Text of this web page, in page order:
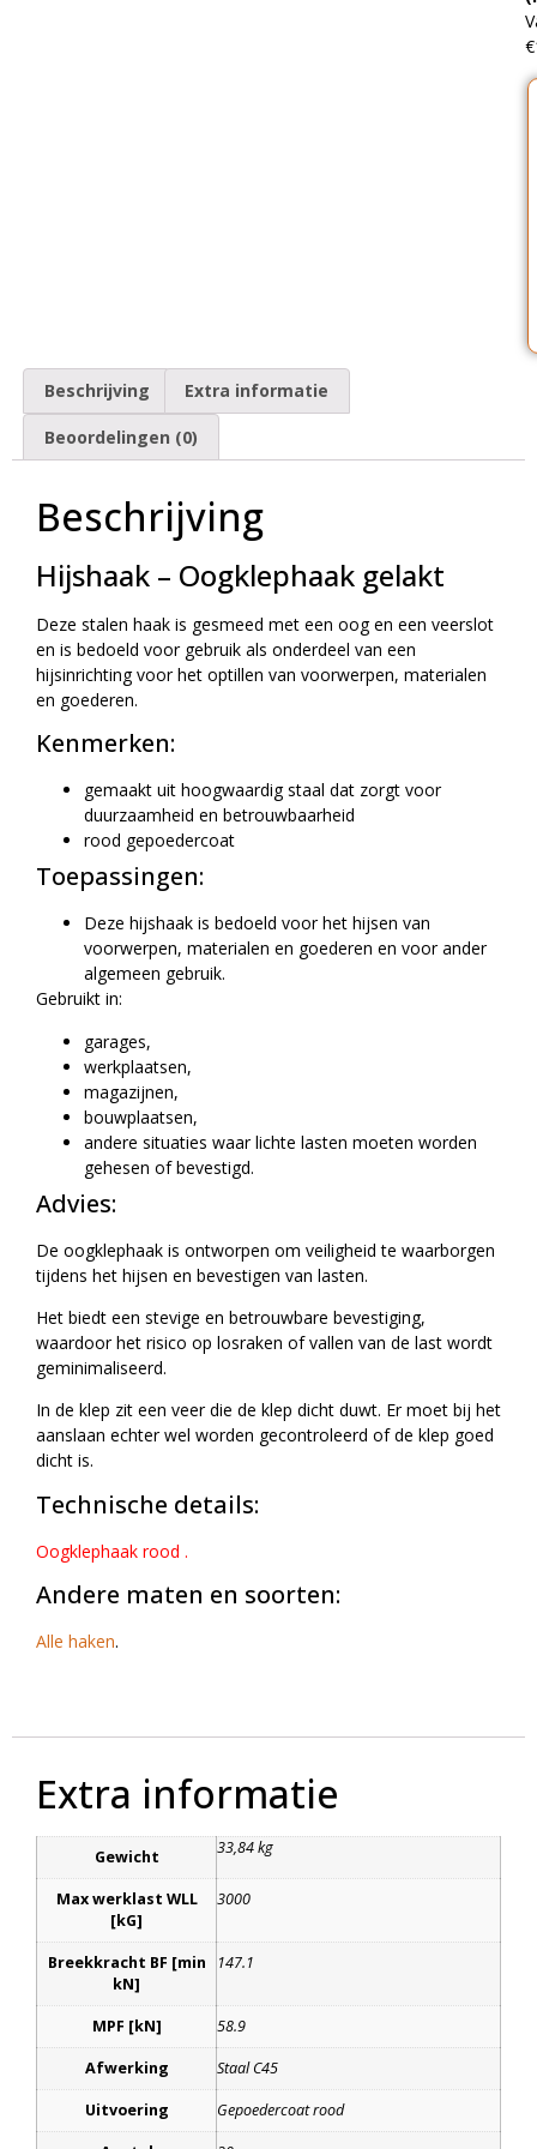
Beschrijving Extra informatie
Beoordelingen (0)
Beschrijving
Hijshaak – Oogklephaak gelakt
Deze stalen haak is gesmeed met een oog en een veerslot
en is bedoeld voor gebruik als onderdeel van een
hijsinrichting voor het optillen van voorwerpen, materialen
en goederen.
Kenmerken:
gemaakt uit hoogwaardig staal dat zorgt voor
duurzaamheid en betrouwbaarheid
rood gepoedercoat
Toepassingen:
Deze hijshaak is bedoeld voor het hijsen van
voorwerpen, materialen en goederen en voor ander
algemeen gebruik.
Gebruikt in:
garages,
werkplaatsen,
magazijnen,
bouwplaatsen,
andere situaties waar lichte lasten moeten worden
gehesen of bevestigd.
Advies:
De oogklephaak is ontworpen om veiligheid te waarborgen
tijdens het hijsen en bevestigen van lasten.
Het biedt een stevige en betrouwbare bevestiging,
waardoor het risico op losraken of vallen van de last wordt
geminimaliseerd.
In de klep zit een veer die de klep dicht duwt. Er moet bij het
aanslaan echter wel worden gecontroleerd of de klep goed
dicht is.
Technische details:
Oogklephaak rood .
Andere maten en soorten:
Alle haken.
Extra informatie
Gewicht 33,84 kg
Max werklast WLL
[kG]
3000
Breekkracht BF [min
kN]
147.1
MPF [kN] 58.9
Afwerking Staal C45
Uitvoering Gepoedercoat rood